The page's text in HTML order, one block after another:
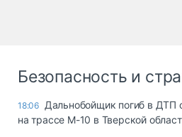
Безопасность и
18:06 Дальнобойщик погиб в ДТП
на трассе М-10 в Тверской